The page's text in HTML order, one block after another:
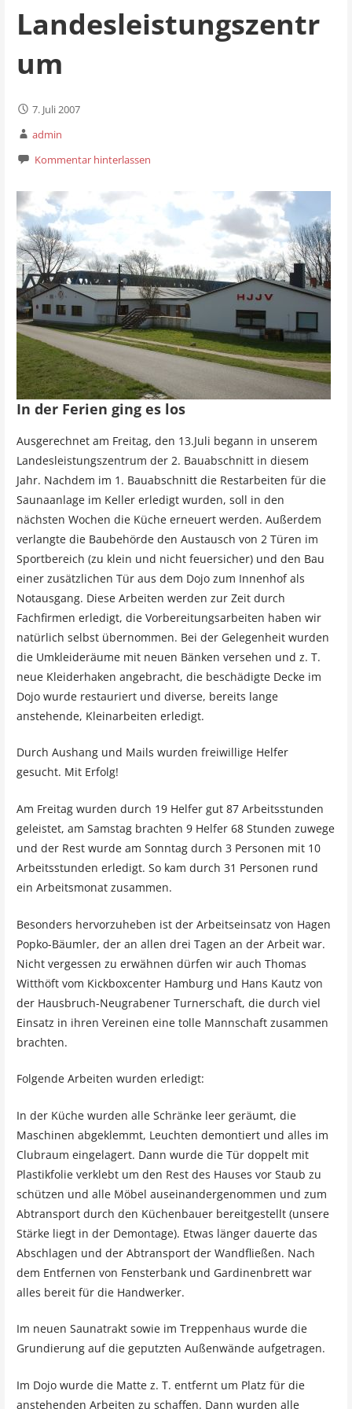
Landesleistungszentr
um
7. Juli 2007
admin
Kommentar hinterlassen
In der Ferien ging es los
Ausgerechnet am Freitag, den 13.Juli begann in unserem
Landesleistungszentrum der 2. Bauabschnitt in diesem
Jahr. Nachdem im 1. Bauabschnitt die Restarbeiten für die
Saunaanlage im Keller erledigt wurden, soll in den
nächsten Wochen die Küche erneuert werden. Außerdem
verlangte die Baubehörde den Austausch von 2 Türen im
Sportbereich (zu klein und nicht feuersicher) und den Bau
einer zusätzlichen Tür aus dem Dojo zum Innenhof als
Notausgang. Diese Arbeiten werden zur Zeit durch
Fachfirmen erledigt, die Vorbereitungsarbeiten haben wir
natürlich selbst übernommen. Bei der Gelegenheit wurden
die Umkleideräume mit neuen Bänken versehen und z. T.
neue Kleiderhaken angebracht, die beschädigte Decke im
Dojo wurde restauriert und diverse, bereits lange
anstehende, Kleinarbeiten erledigt.
Durch Aushang und Mails wurden freiwillige Helfer
gesucht. Mit Erfolg!
Am Freitag wurden durch 19 Helfer gut 87 Arbeitsstunden
geleistet, am Samstag brachten 9 Helfer 68 Stunden zuwege
und der Rest wurde am Sonntag durch 3 Personen mit 10
Arbeitsstunden erledigt. So kam durch 31 Personen rund
ein Arbeitsmonat zusammen.
Besonders hervorzuheben ist der Arbeitseinsatz von Hagen
Popko-Bäumler, der an allen drei Tagen an der Arbeit war.
Nicht vergessen zu erwähnen dürfen wir auch Thomas
Witthöft vom Kickboxcenter Hamburg und Hans Kautz von
der Hausbruch-Neugrabener Turnerschaft, die durch viel
Einsatz in ihren Vereinen eine tolle Mannschaft zusammen
brachten.
Folgende Arbeiten wurden erledigt:
In der Küche wurden alle Schränke leer geräumt, die
Maschinen abgeklemmt, Leuchten demontiert und alles im
Clubraum eingelagert. Dann wurde die Tür doppelt mit
Plastikfolie verklebt um den Rest des Hauses vor Staub zu
schützen und alle Möbel auseinandergenommen und zum
Abtransport durch den Küchenbauer bereitgestellt (unsere
Stärke liegt in der Demontage). Etwas länger dauerte das
Abschlagen und der Abtransport der Wandfließen. Nach
dem Entfernen von Fensterbank und Gardinenbrett war
alles bereit für die Handwerker.
Im neuen Saunatrakt sowie im Treppenhaus wurde die
Grundierung auf die geputzten Außenwände aufgetragen.
Im Dojo wurde die Matte z. T. entfernt um Platz für die
anstehenden Arbeiten zu schaffen. Dann wurden alle